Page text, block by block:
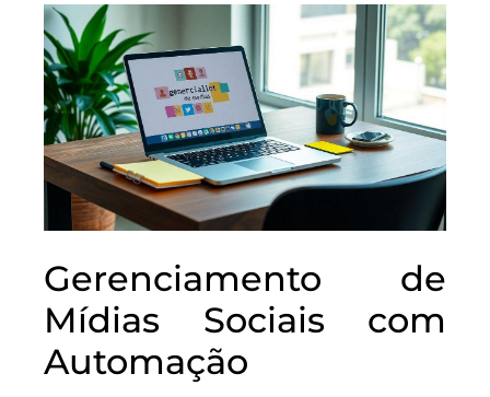
Gerenciamento de
Mídias Sociais com
Automação